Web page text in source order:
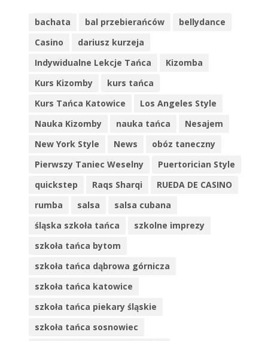
bachata bal przebierańców
bellydance
Casino
dariusz kurzeja
Indywidualne Lekcje Tańca
Kizomba
Kurs Kizomby
kurs tańca
Kurs Tańca Katowice
Los Angeles Style
Nauka Kizomby
nauka tańca
Nesajem
New York Style
News
obóz taneczny
Pierwszy Taniec Weselny
Puertorician Style
quickstep
Raqs Sharqi
RUEDA DE CASINO
rumba
salsa
salsa cubana
śląska szkoła tańca
szkolne imprezy
szkoła tańca bytom
szkoła tańca dąbrowa górnicza
szkoła tańca katowice
szkoła tańca piekary śląskie
szkoła tańca sosnowiec